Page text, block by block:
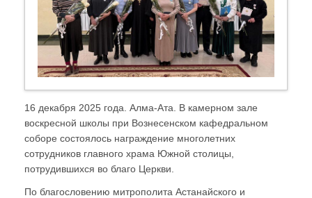
16 декабря 2025 года. Алма-Ата. В камерном зале
воскресной школы при Вознесенском кафедральном
соборе состоялось награждение многолетних
сотрудников главного храма Южной столицы,
потрудившихся во благо Церкви.
По благословению митрополита Астанайского и